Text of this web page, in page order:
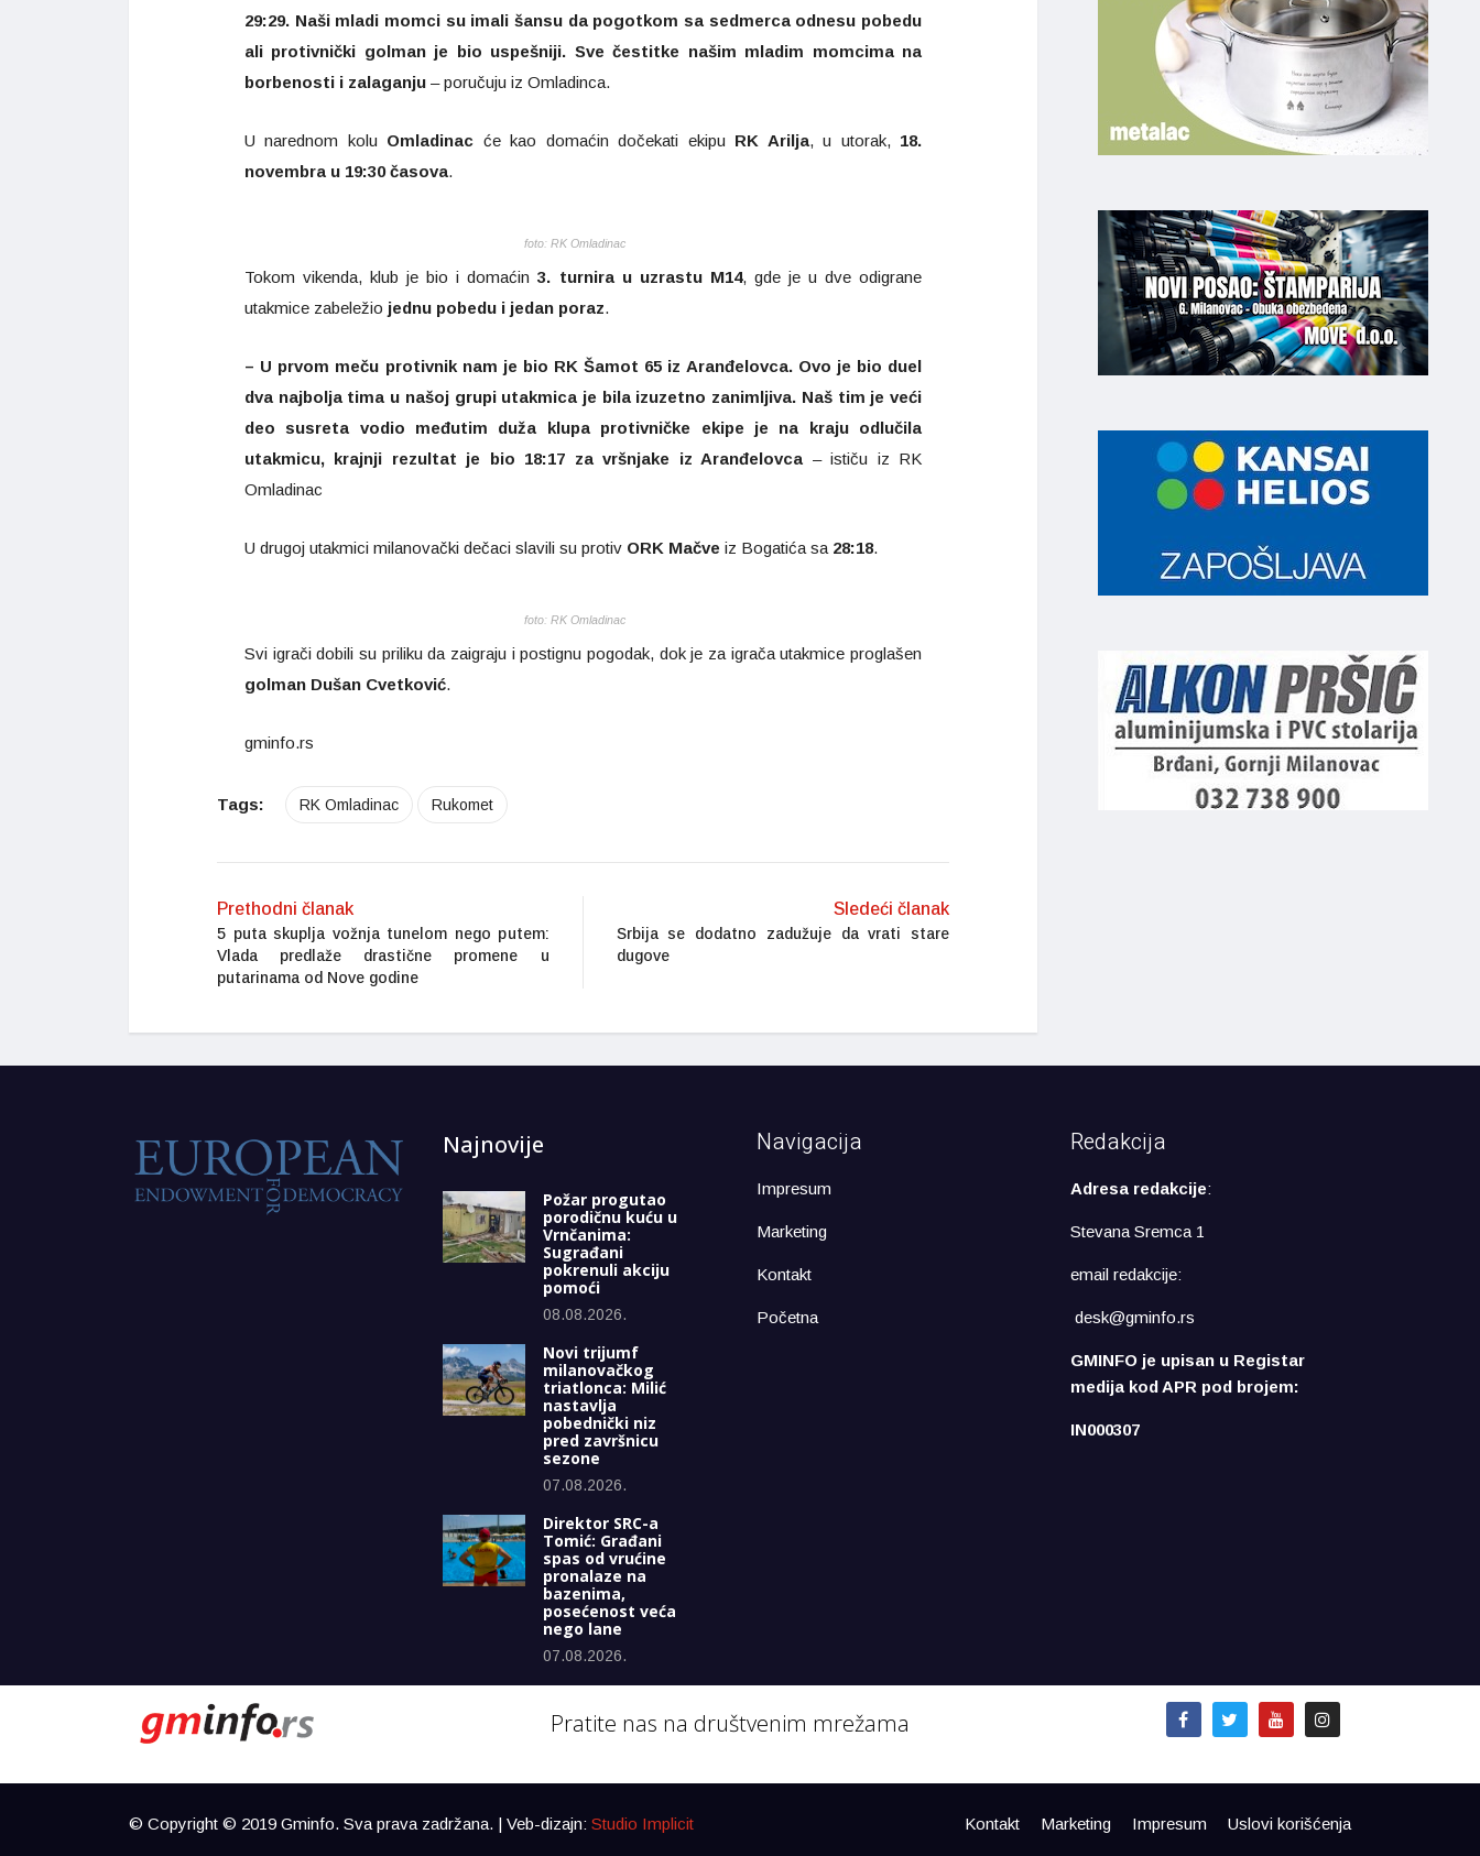
29:29. Naši mladi momci su imali šansu da pogotkom sa sedmerca odnesu pobedu
ali protivnički golman je bio uspešniji. Sve čestitke našim mladim momcima na
borbenosti i zalaganju – poručuju iz Omladinca.
U narednom kolu Omladinac će kao domaćin dočekati ekipu RK Arilja, u utorak, 18.
novembra u 19:30 časova.
foto: RK Omladinac
Tokom vikenda, klub je bio i domaćin3. turnira u uzrastu M14, gde je u dve odigrane
utakmice zabeležio jednu pobedu i jedan poraz.
– U prvom meču protivnik nam je bio RK Šamot 65 iz Aranđelovca. Ovo je bio duel
dva najbolja tima u našoj grupi utakmica je bila izuzetno zanimljiva. Naš tim je veći
deo susreta vodio međutim duža klupa protivničke ekipe je na kraju odlučila
utakmicu, krajnji rezultat je bio 18:17 za vršnjake iz Aranđelovca – ističu iz RK
Omladinac
U drugoj utakmici milanovački dečaci slavili su protiv ORK Mačve iz Bogatića sa 28:18.
foto: RK Omladinac
Svi igrači dobili su priliku da zaigraju i postignu pogodak, dok je za igrača utakmice proglašen
golman Dušan Cvetković.
gminfo.rs
Tags: RK Omladinac Rukomet
Prethodni članak
5 puta skuplja vožnja tunelom nego putem:
Vlada predlaže drastične promene u
putarinama od Nove godine
Sledeći članak
Srbija se dodatno zadužuje da vrati stare
dugove
Najnovije
Požar progutao
porodičnu kuću u
Vrnčanima:
Sugrađani
pokrenuli akciju
pomoći
08.08.2026.
Novi trijumf
milanovačkog
triatlonca: Milić
nastavlja
pobednički niz
pred završnicu
sezone
07.08.2026.
Direktor SRC-a
Tomić: Građani
spas od vrućine
pronalaze na
bazenima,
posećenost veća
nego lane
07.08.2026.
Navigacija
Impresum
Marketing
Kontakt
Početna
Redakcija
Adresa redakcije:
Stevana Sremca 1
email redakcije:
desk@gminfo.rs
GMINFO je upisan u Registar
medija kod APR pod brojem:
IN000307
Pratite nas na društvenim mrežama
© Copyright © 2019 Gminfo. Sva prava zadržana. | Veb-dizajn: Studio Implicit Kontakt Marketing Impresum Uslovi korišćenja